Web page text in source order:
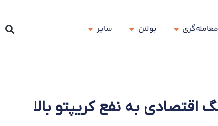
بولتن سایر
اقتصادی به نفع کریپتو بالا